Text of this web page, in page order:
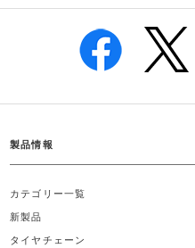
製品情報
カテゴリー一覧
新製品
タイヤチェーン